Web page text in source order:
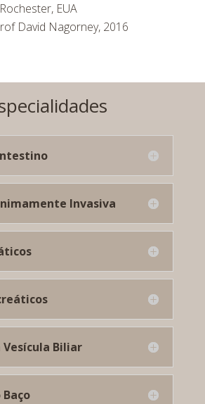
EUA
David Nagorney, 2016
Invasiva
Vesícula Biliar
Baço